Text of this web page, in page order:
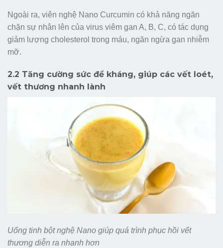
Ngoài ra, viên nghệ Nano Curcumin có khả năng ngăn
chặn sự nhân lên của virus viêm gan A, B, C, có tác dụng
giảm lượng cholesterol trong máu, ngăn ngừa gan nhiễm
mỡ.
2.2 Tăng cường sức đề kháng, giúp các vết loét,
vết thương nhanh lành
Uống tinh bột nghệ Nano giúp quá trình phục hồi vết
thương diễn ra nhanh hơn